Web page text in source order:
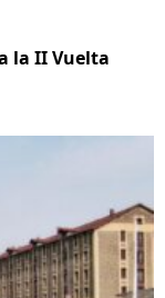
la II Vuelta